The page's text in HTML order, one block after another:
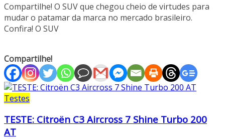
Compartilhe! O SUV que chegou cheio de virtudes para
mudar o patamar da marca no mercado brasileiro.
Confira! O SUV
Compartilhe!
Testes
TESTE: Citroën C3 Aircross 7 Shine Turbo 200
AT